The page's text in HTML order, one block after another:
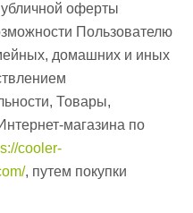
оферты
Пользователю
домашних и иных
Товары,
магазина по
cooler-
, путем покупки